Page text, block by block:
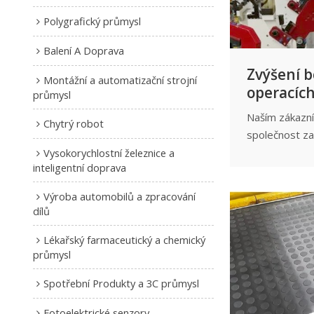
Polygrafický průmysl
Balení A Doprava
Montážní a automatizační strojní
průmysl
Chytrý robot
Vysokorychlostní železnice a
inteligentní doprava
Výroba automobilů a zpracování
dílů
Lékařský farmaceutický a chemický
průmysl
Spotřební Produkty a 3C průmysl
Zvýšení
ramene
Naším
společnost
pro různá